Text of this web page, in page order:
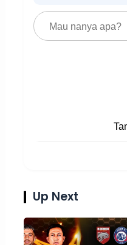
Up Next